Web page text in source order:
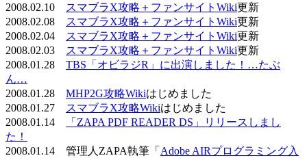
2008.02.10
スマブラX攻略＋ファンサイトWiki更新
2008.02.08
スマブラX攻略＋ファンサイトWiki更新
2008.02.04
スマブラX攻略＋ファンサイトWiki更新
2008.02.03
スマブラX攻略＋ファンサイトWiki更新
2008.01.28 TBS「オビラジR」に出演しました！…たぶ
ん…
2008.01.28 MHP2G攻略Wikiはじめました
2008.01.27
スマブラX攻略Wikiはじめました
2008.01.14
「ZAPA PDF READER DS」リリースしまし
た！
2008.01.14 管理人ZAPA執筆「 Adobe AIRプログラミング入